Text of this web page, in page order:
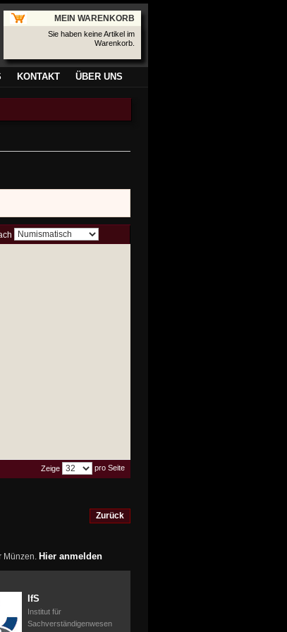
MEIN WARENKORB
Sie haben keine Artikel im
Warenkorb.
KONTAKT ÜBER UNS
Zeige pro Seite
Zurück
Münzen. Hier anmelden
IfS
Institut für
Sachverständigenwesen